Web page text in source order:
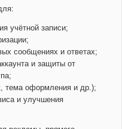
учётной записи;
сообщениях и ответах;
и защиты от
тема оформления и др.);
и улучшения